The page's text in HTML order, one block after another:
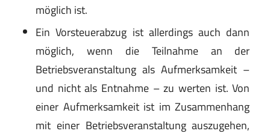
möglich ist.
Ein Vorsteuerabzug ist allerdings auch dann
möglich, wenn die Teilnahme an der
Betriebsveranstaltung als Aufmerksamkeit –
und nicht als Entnahme – zu werten ist. Von
einer Aufmerksamkeit ist im Zusammenhang
mit einer Betriebsveranstaltung auszugehen,